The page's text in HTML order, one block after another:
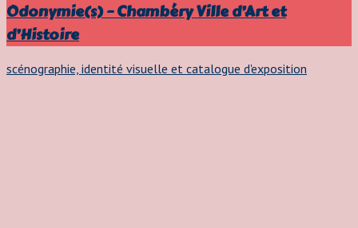
Odonymie(s) – Chambéry Ville d’Art et
d’Histoire
scénographie, identité visuelle et catalogue d'exposition